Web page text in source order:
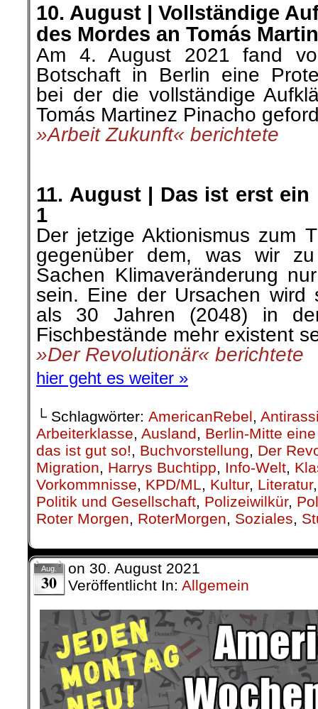
10. August | Vollständige
des Mordes an Tomás
Am 4. August 2021 fand
Botschaft in Berlin eine
bei der die vollständige
Tomás Martinez Pinacho
»Arbeit Zukunft« berichtete
11. August | Das ist erst
1
Der jetzige Aktionismus zum
gegenüber dem, was wir
Sachen Klimaveränderung nur
sein. Eine der Ursachen wird
als 30 Jahren (2048) in
Fischbestände mehr existent
»Der Revolutionär« berichtete
hier geht es weiter »
└ Schlagwörter: AmericanRebel
Arbeiterklasse Ausland
Berlin-Mitte
das ist gut so!
Buchvorstellung
Der
Migration
Harrys Buchtipp Info-Welt
Vorkommnisse
KPD/ML Kultur, Literatur
Politik und Gesellschaft Polizeiwilkür,
Roter Morgen
RoterMorgen Soziales
Aug.
30
on 30. August 2021
Veröffentlicht In: Allgemein